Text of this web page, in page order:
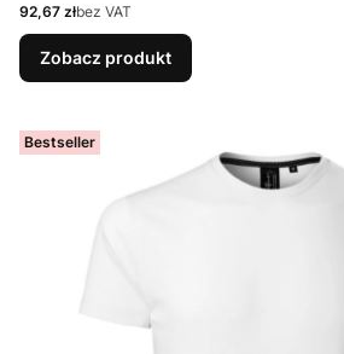
Cena
92,67 złbez VAT
Zobacz produkt
Bestseller